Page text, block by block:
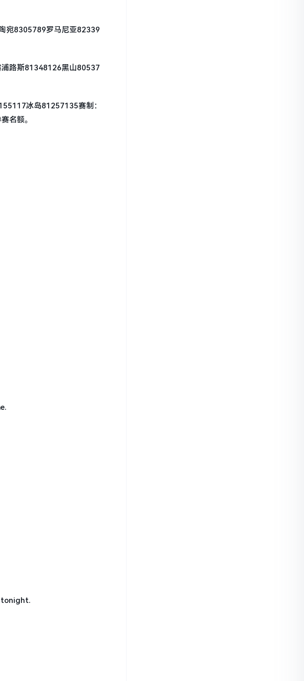
宛8305789罗马尼亚82339
路斯81348126黑山80537
冰岛81257135赛制：
名额。
tonight.